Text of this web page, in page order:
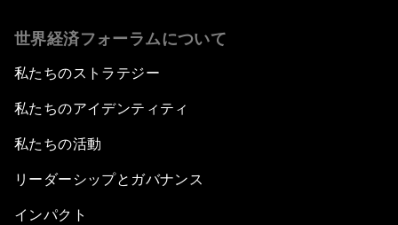
世界経済フォーラムについて
私たちのストラテジー
私たちのアイデンティティ
私たちの活動
リーダーシップとガバナンス
インパクト